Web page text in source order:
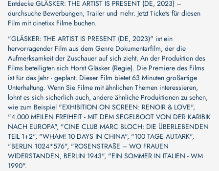
Entdecke GLÄSKER: THE ARTIST IS PRESENT (DE, 2023) –
durchsuche Bewerbungen, Trailer und mehr. Jetzt Tickets für diesen
Film mit cinetixx Filme buchen.
"GLÄSKER: THE ARTIST IS PRESENT (DE, 2023)" ist ein
hervorragender Film aus dem Genre Dokumentarfilm, der die
Aufmerksamkeit der Zuschauer auf sich zieht. An der Produktion des
Films beteiligten sich Horst Gläsker (Regie). Die Premiere des Films
ist für das Jahr - geplant. Dieser Film bietet 63 Minuten großartige
Unterhaltung. Wenn Sie Filme mit ähnlichen Themen interessieren,
lohnt es sich sicherlich auch, andere ähnliche Produktionen zu sehen,
wie zum Beispiel "EXHIBITION ON SCREEN: RENOIR & LOVE",
"4.000 MEILEN FREIHEIT - MIT DEM SEGELBOOT VON DER KARIBIK
NACH EUROPA", "CINE CLUB MARC BLOCH: DIE ÜBERLEBENDEN
TEIL 1+2", "WHAM! 10 DAYS IN CHINA", "100 TAGE AUTARK",
"BERLIN 1024*576", "ROSENSTRAßE – WO FRAUEN
WIDERSTANDEN, BERLIN 1943", "EIN SOMMER IN ITALIEN - WM
1990".